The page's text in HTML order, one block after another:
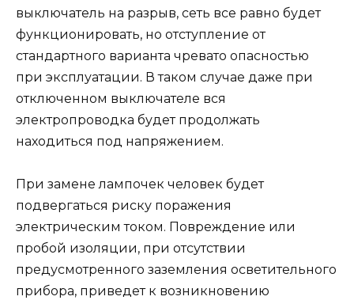
выключатель на разрыв, сеть все равно будет
функционировать, но отступление от
стандартного варианта чревато опасностью
при эксплуатации. В таком случае даже при
отключенном выключателе вся
электропроводка будет продолжать
находиться под напряжением.
При замене лампочек человек будет
подвергаться риску поражения
электрическим током. Повреждение или
пробой изоляции, при отсутствии
предусмотренного заземления осветительного
прибора, приведет к возникновению